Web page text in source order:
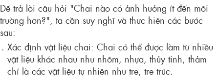
Để trả lời câu hỏi "Chai nào có ảnh hưởng ít đến môi
trường hơn?", ta cần suy nghĩ và thực hiện các bước
sau:
Xác định vật liệu chai: Chai có thể được làm từ nhiều
vật liệu khác nhau như nhôm, nhựa, thủy tinh, thảm
chí là các vật liệu tự nhiên như tre, tre trúc.